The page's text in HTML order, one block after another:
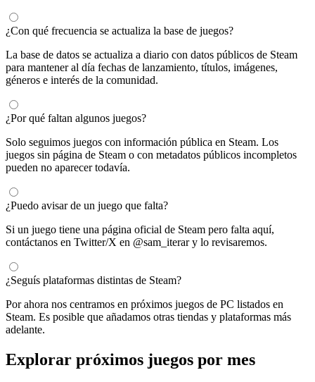
¿Con qué frecuencia se actualiza la base de juegos?
La base de datos se actualiza a diario con datos públicos de Steam
para mantener al día fechas de lanzamiento, títulos, imágenes,
géneros e interés de la comunidad.
¿Por qué faltan algunos juegos?
Solo seguimos juegos con información pública en Steam. Los
juegos sin página de Steam o con metadatos públicos incompletos
pueden no aparecer todavía.
¿Puedo avisar de un juego que falta?
Si un juego tiene una página oficial de Steam pero falta aquí,
contáctanos en Twitter/X en @sam_iterar y lo revisaremos.
¿Seguís plataformas distintas de Steam?
Por ahora nos centramos en próximos juegos de PC listados en
Steam. Es posible que añadamos otras tiendas y plataformas más
adelante.
Explorar próximos juegos por mes